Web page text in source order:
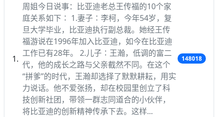
周姐今日说事：比亚迪老总王传福的10个家
庭关系如下∶ 1.妻子∶李柯，今年54岁，复
旦大学毕业，比亚迪执行副总裁。她经王传
福游说在1996年加入比亚迪，如今在比亚迪
工作已有28年。 2.儿子∶王瀚，低调的富二
代，他的成长之路与父亲截然不同。在这个
“拼爹”的时代，王瀚却选择了默默耕耘，用实
力说话。他不爱张扬，却在校园里创立了科
技创新社团，带领一群志同道合的小伙伴，
将比亚迪的创新精神传承下去。这样...
148018